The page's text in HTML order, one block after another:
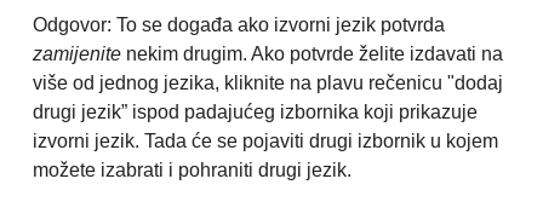
Odgovor: To se događa ako izvorni jezik potvrda
zamijenite nekim drugim. Ako potvrde želite izdavati na
više od jednog jezika, kliknite na plavu rečenicu "dodaj
drugi jezik” ispod padajućeg izbornika koji prikazuje
izvorni jezik. Tada će se pojaviti drugi izbornik u kojem
možete izabrati i pohraniti drugi jezik.